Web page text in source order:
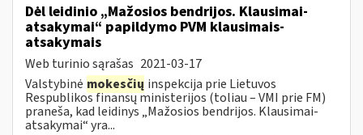
Dėl leidinio „Mažosios bendrijos. Klausimai-
atsakymai“ papildymo PVM klausimais-
atsakymais
Web turinio sąrašas 2021-03-17
Valstybinė mokesčių inspekcija prie Lietuvos
Respublikos finansų ministerijos (toliau – VMI prie FM)
praneša, kad leidinys „Mažosios bendrijos. Klausimai-
atsakymai“ yra...